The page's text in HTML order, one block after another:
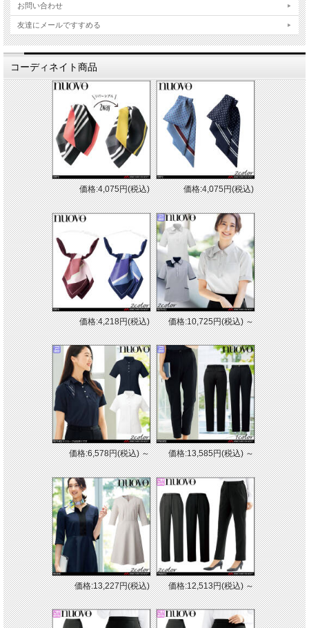
お問い合わせ
友達にメールですすめる
コーディネイト商品
価格:4,075円(税込) 価格:4,075円(税込)
価格:4,218円(税込) 価格:10,725円(税込)～
価格:6,578円(税込)～ 価格:13,585円(税込)～
価格:13,227円(税込) 価格:12,513円(税込)～